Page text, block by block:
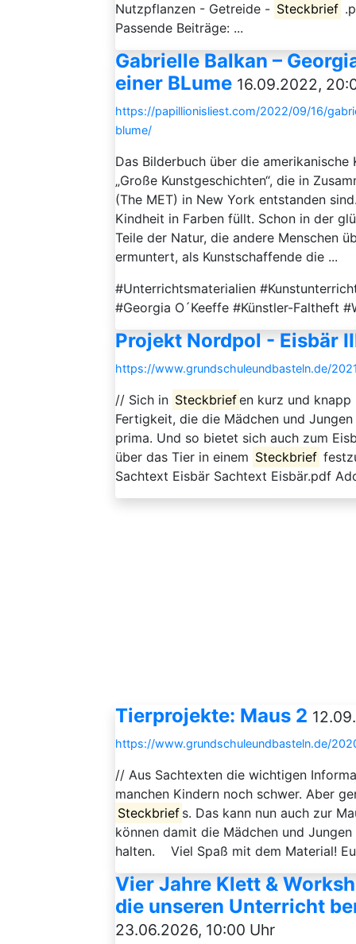
Nutzpflanzen - Getreide - Steckbrief
Passende Beiträge: ...
Gabrielle Balkan –
einer BLume 16.09.2022,
https://papillionisliest.com/2022/09/16/
blume/
Das Bilderbuch über die
„Große Kunstgeschichten“, die in
(The MET) in New York entstanden
Kindheit in Farben füllt. Schon in der
Teile der Natur, die andere Menschen
ermuntert, als Kunstschaffende die ...
#Unterrichtsmaterialien
#Georgia O´Keeffe #Künstler-Faltheft
Projekt Nordpol -
https://www.grundschuleundbasteln.de/
// Sich in Steckbriefen kurz und
Fertigkeit, die die Mädchen und
prima. Und so bietet sich auch zum
über das Tier in einem Steckbrief
Sachtext Eisbär Sachtext Eisbär.pdf
Tierprojekte: Maus 2
https://www.grundschuleundbasteln.de/
// Aus Sachtexten die wichtigen
manchen Kindern noch schwer. Aber
Steckbrief s. Das kann nun auch zur
können damit die Mädchen und
halten. Viel Spaß mit dem Material!
Vier Jahre Klett &
die unseren Unterricht
23.06.2026, 10:00 Uhr